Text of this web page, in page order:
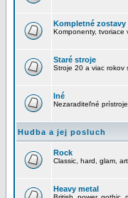
Kompletné zostavy
Komponenty, tvoriace
Staré stroje
Stroje 20 a viac rokov
Iné
Nezaraditeľné
Hudba a jej posluch
Rock
Classic, hard, glam,
Heavy metal